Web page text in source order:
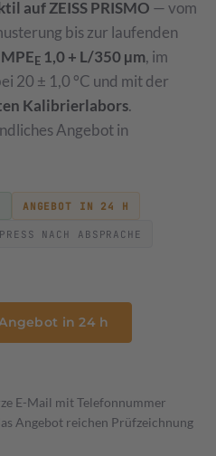
· 0,1 Nm bis 1000 Nm
Ihrer Bauteile
auf ZEISS PRISMO — vom
bis zur laufenden
MPE E 1,0 + L/350 µm, im
20 ± 1,0 °C und mit der
Kalibrierlabors.
Angebot in
ANGEBOT IN 24 H
NACH ABSPRACHE
in 24 h
E-Mail mit Telefonnummer
Angebot reichen Prüfzeichnung